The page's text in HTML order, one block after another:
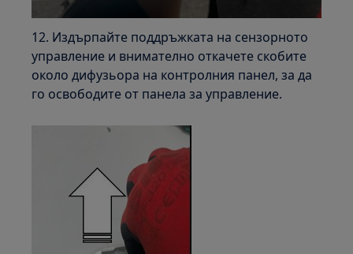
12. Издърпайте поддръжката на сензорното
управление и внимателно откачете скобите
около дифузьора на контролния панел, за да
го освободите от панела за управление.